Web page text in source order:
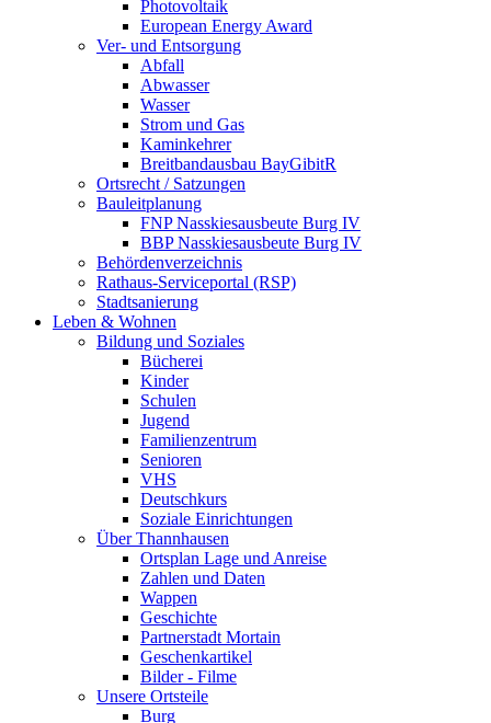
Photovoltaik
European Energy Award
Ver- und Entsorgung
Abfall
Abwasser
Wasser
Strom und Gas
Kaminkehrer
Breitbandausbau BayGibitR
Ortsrecht / Satzungen
Bauleitplanung
FNP Nasskiesausbeute Burg IV
BBP Nasskiesausbeute Burg IV
Behördenverzeichnis
Rathaus-Serviceportal (RSP)
Stadtsanierung
Leben & Wohnen
Bildung und Soziales
Bücherei
Kinder
Schulen
Jugend
Familienzentrum
Senioren
VHS
Deutschkurs
Soziale Einrichtungen
Über Thannhausen
Ortsplan Lage und Anreise
Zahlen und Daten
Wappen
Geschichte
Partnerstadt Mortain
Geschenkartikel
Bilder - Filme
Unsere Ortsteile
Burg